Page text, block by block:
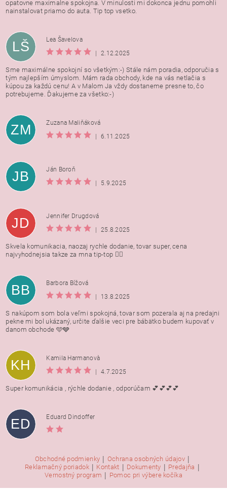
opatovne maximalne spokojna. V minulosti mi dokonca jednu pomohli
nainstalovat priamo do auta. Tip top vsetko.
LŠ
Lea Šavelova
|
2.12.2025
Sme maximálne spokojní so všetkým:-) Stále nám poradia, odporučia s
tým najlepším úmyslom. Mám rada obchody, kde na vás netlačia s
kúpou za každú cenu! A v Malom Ja vždy dostaneme presne to, čo
potrebujeme. Ďakujeme za všetko:-)
ZM
Zuzana Maliňáková
|
6.11.2025
JB
Ján Boroň
|
5.9.2025
JD
Jennifer Drugdová
|
25.8.2025
Skvela komunikacia, naozaj rychle dodanie, tovar super, cena
najvyhodnejsia takze za mna tip-top 👍🏻
BB
Barbora Bížová
|
13.8.2025
S nakúpom som bola veľmi spokojná, tovar som pozerala aj na predajni
pekne mi bol ukázaný, určite ďalšie veci pre bábätko budem kupovať v
danom obchode 🩵🩶
KH
Kamila Harmanovà
|
4.7.2025
Super komunikácia , rýchle dodanie , odporúčam 💕💕💕💕
ED Eduard Dindoffer
Obchodné podmienky | Ochrana osobných údajov |
Reklamačný poriadok | Kontakt | Dokumenty | Predajňa |
Vernostný program | Pomoc pri výbere kočíka